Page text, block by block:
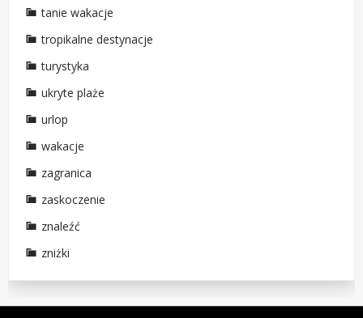
tanie wakacje
tropikalne destynacje
turystyka
ukryte plaże
urlop
wakacje
zagranica
zaskoczenie
znaleźć
zniżki